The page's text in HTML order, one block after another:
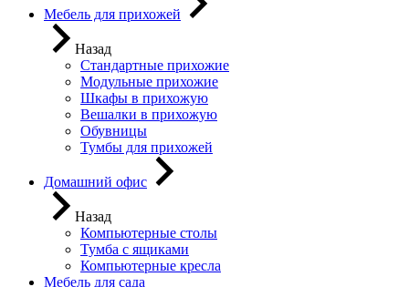
Мебель для прихожей
Назад
Стандартные прихожие
Модульные прихожие
Шкафы в прихожую
Вешалки в прихожую
Обувницы
Тумбы для прихожей
Домашний офис
Назад
Компьютерные столы
Тумба с ящиками
Компьютерные кресла
Мебель для сада